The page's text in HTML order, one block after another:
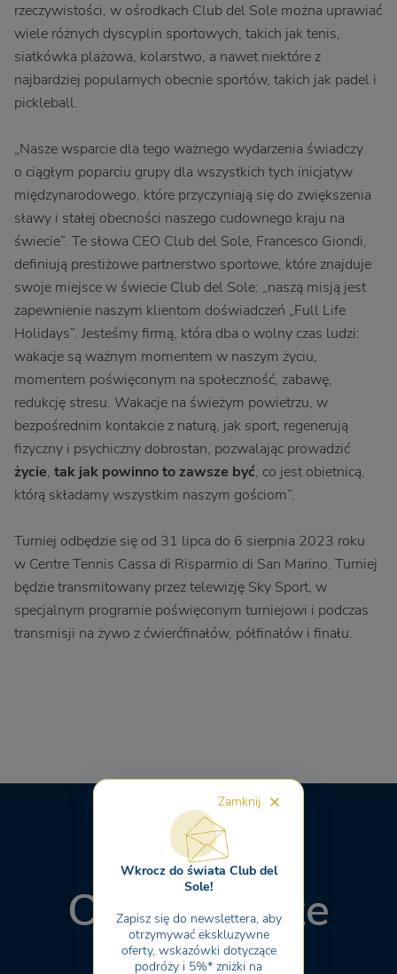
rzeczywistości, w ośrodkach Club del Sole można uprawiać
wiele różnych dyscyplin sportowych, takich jak tenis,
siatkówka plażowa, kolarstwo, a nawet niektóre z
najbardziej popularnych obecnie sportów, takich jak padel i
pickleball.
„Nasze wsparcie dla tego ważnego wydarzenia świadczy
o ciągłym poparciu grupy dla wszystkich tych inicjatyw
międzynarodowego, które przyczyniają się do zwiększenia
sławy i stałej obecności naszego cudownego kraju na
świecie”. Te słowa CEO Club del Sole, Francesco Giondi,
definiują prestiżowe partnerstwo sportowe, które znajduje
swoje miejsce w świecie Club del Sole: „naszą misją jest
zapewnienie naszym klientom doświadczeń „Full Life
Holidays”. Jesteśmy firmą, która dba o wolny czas ludzi:
wakacje są ważnym momentem w naszym życiu,
momentem poświęconym na społeczność, zabawę,
redukcję stresu. Wakacje na świeżym powietrzu, w
bezpośrednim kontakcie z naturą, jak sport, regenerują
fizyczny i psychiczny dobrostan, pozwalając prowadzić
życie, tak jak powinno to zawsze być, co jest obietnicą,
którą składamy wszystkim naszym gościom”.
Turniej odbędzie się od 31 lipca do 6 sierpnia 2023 roku
w Centre Tennis Cassa di Risparmio di San Marino. Turniej
będzie transmitowany przez telewizję Sky Sport, w
specjalnym programie poświęconym turniejowi i podczas
transmisji na żywo z ćwierćfinałów, półfinałów i finału.
Odkryj nasze
wioski
Zamknij
Wkrocz do świata Club del
Sole!
Zapisz się do newslettera, aby
otrzymywać ekskluzywne
oferty, wskazówki dotyczące
podróży i 5%* zniżki na